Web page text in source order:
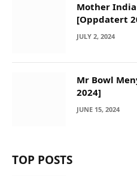
Mother
[Oppdatert
JULY 2, 2024
Mr Bowl
2024]
JUNE 15, 2024
TOP POSTS